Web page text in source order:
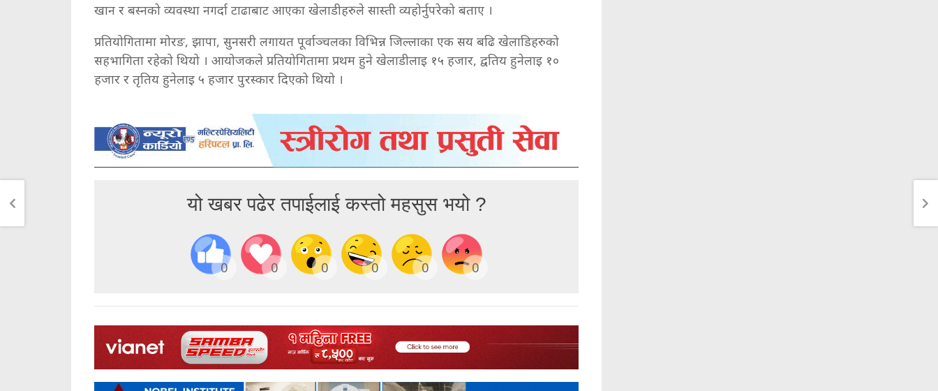
खान र बस्नको व्यवस्था नगर्दा टाढाबाट आएका खेलाडीहरुले सास्ती व्यहोर्नुपरेको बताए ।
प्रतियोगितामा मोरङ, झापा, सुनसरी लगायत पूर्वाञ्चलका विभिन्न जिल्लाका एक सय बढि खेलाडिहरुको
सहभागिता रहेको थियो । आयोजकले प्रतियोगितामा प्रथम हुने खेलाडीलाइ १५ हजार, द्वतिय हुनेलाइ १०
हजार र तृतिय हुनेलाइ ५ हजार पुरस्कार दिएको थियो ।
यो खबर पढेर तपाईलाई कस्तो महसुस भयो ?
0 0 0 0 0 0